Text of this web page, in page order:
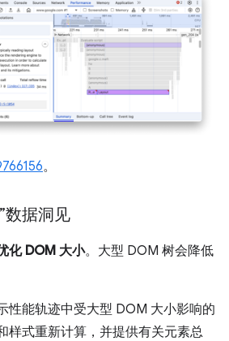
。
数据洞见
化 DOM 大小。大型 DOM 树会降低
性能轨迹中受大型 DOM 大小影响的
样式重新计算，并提供有关元素总